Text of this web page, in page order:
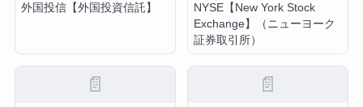
外国投信【外国投資信託】
NYSE【New York Stock
Exchange】（ニューヨーク
証券取引所）
📄 📄